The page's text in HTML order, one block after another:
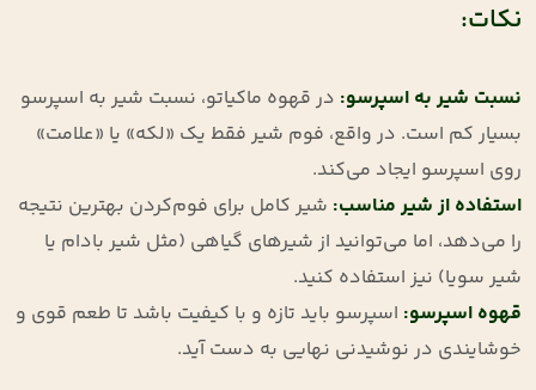
نکات:
نسبت شیر به اسپرسو: در قهوه ماکیاتو، نسبت شیر به اسپرسو
بسیار کم است. در واقع، فوم شیر فقط یک «لکه» یا «علامت»
روی اسپرسو ایجاد می‌کند.
استفاده از شیر مناسب: شیر کامل برای فوم‌کردن بهترین نتیجه
را می‌دهد، اما می‌توانید از شیرهای گیاهی (مثل شیر بادام یا
شیر سویا) نیز استفاده کنید.
قهوه اسپرسو: اسپرسو باید تازه و با کیفیت باشد تا طعم قوی و
خوشایندی در نوشیدنی نهایی به دست آید.